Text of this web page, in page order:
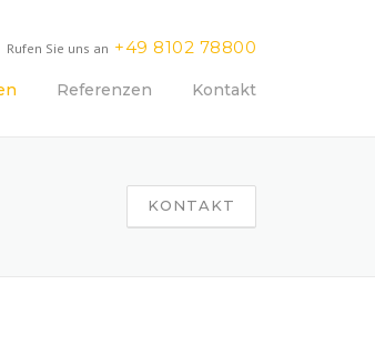
Rufen Sie uns an +49 8102 78800
Referenzen Kontakt
KONTAKT